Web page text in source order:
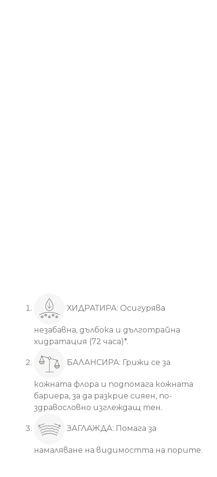
ХИДРАТИРА: Осигурява
незабавна, дълбока и дълготрайна
хидратация (72 часа)*.
БАЛАНСИРА: Грижи се за
кожната флора и подпомага кожната
бариера, за да разкрие сияен, по-
здравословно изглеждащ тен.
ЗАГЛАЖДА: Помага за
намаляване на видимостта на порите.